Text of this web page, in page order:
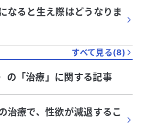
なると生え際はどうなりま
すべて見る(8)
の「治療 」に関する記事
治療で、性欲が減退するこ